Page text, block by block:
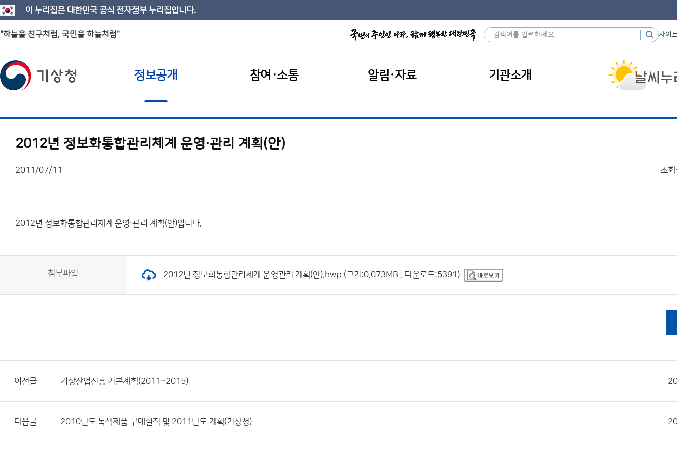
이 누리집은 대한민국 공식 전자정부 누리집입니다.
"하늘을 친구처럼, 국민을 하늘처럼" 사이
정보공개 참여·소통 알림·자료 기관소개
2012년 정보화통합관리체계 운영∙관리 계획(안)
2011/07/11 조회
2012년 정보화통합관리체계 운영∙관리 계획(안)입니다.
첨부파일 2012년 정보화통합관리체계 운영관리 계획(안).hwp (크기:0.073MB , 다운로드:5391)
이전글 기상산업진흥 기본계획(2011~2015)
다음글 2010년도 녹색제품 구매실적 및 2011년도 계획(기상청)